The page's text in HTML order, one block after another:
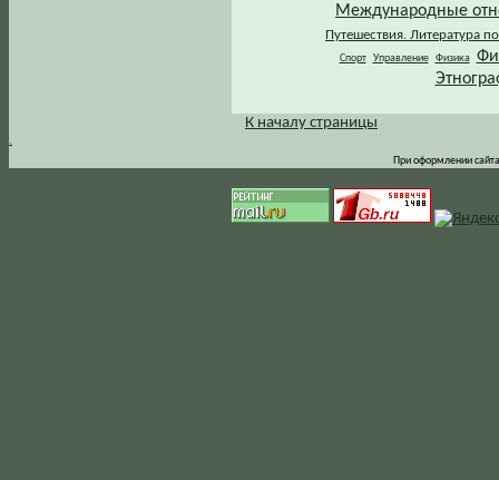
Международные
Путешествия. Литература
Спорт Управление Физика
.
К началу страницы
При оформлении